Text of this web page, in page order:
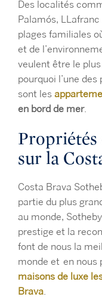
Des localités
Palamós,
plages familiales
et de
veulent être le
pourquoi l’une
sont les
en bord de mer.
Propriétés
sur la
Costa Brava
partie du plus
au monde,
prestige et la
font de nous la
monde et en nous
maisons de luxe
Brava.